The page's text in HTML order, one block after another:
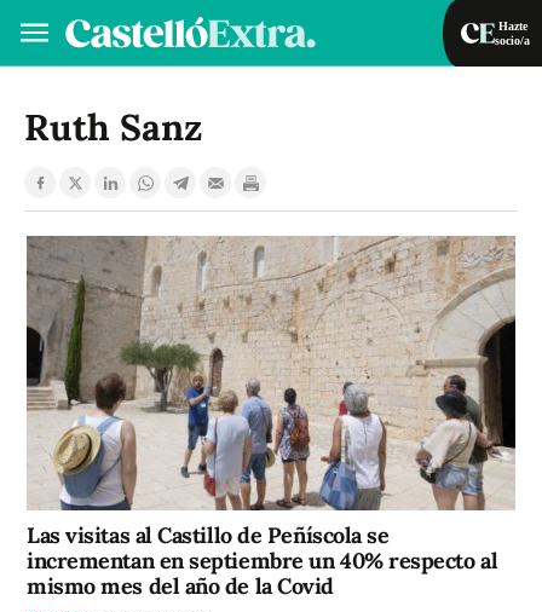
Hazte
socio/a
VA
Ruth Sanz
Las visitas al Castillo de Peñíscola se
incrementan en septiembre un 40% respecto al
mismo mes del año de la Covid